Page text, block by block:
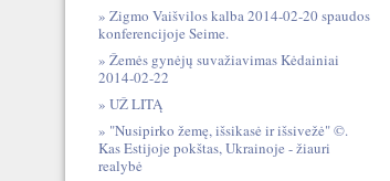
Zigmo Vaišvilos kalba 2014-02-20 spaudos
konferencijoje Seime.
Žemės gynėjų suvažiavimas Kėdainiai
2014-02-22
UŽ LITĄ
"Nusipirko žemę, išsikasė ir išsivežė" ©.
Kas Estijoje pokštas, Ukrainoje - žiauri
realybė